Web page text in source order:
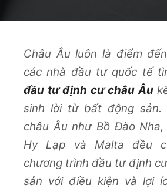
Châu Âu luôn là điểm
các nhà đầu tư quốc tế
đầu tư định cư châu Âu
sinh lời từ bất động sản.
châu Âu như Bồ Đào Nha,
Hy Lạp và Malta đều
chương trình đầu tư định
sản với điều kiện và lợi